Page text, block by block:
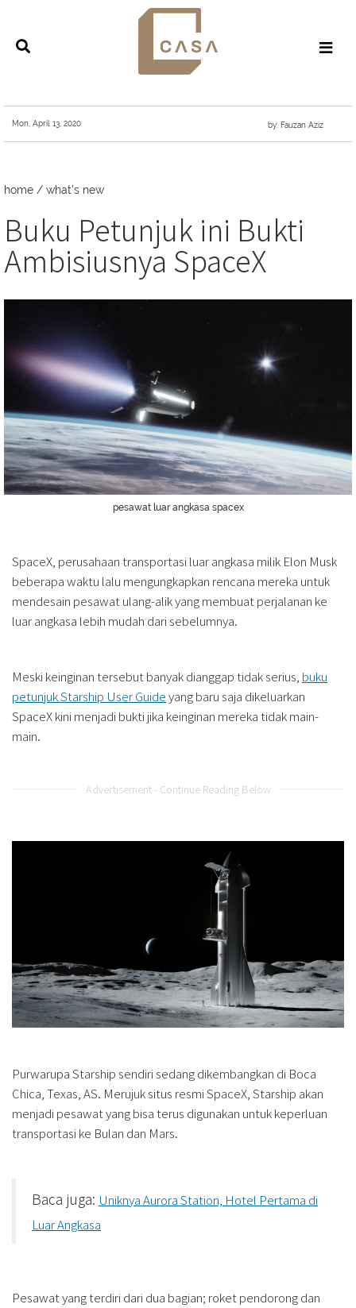
Mon, April 13, 2020 by: Fauzan Aziz
home / what's new
Buku Petunjuk ini Bukti
Ambisiusnya SpaceX
pesawat luar angkasa spacex
SpaceX, perusahaan transportasi luar angkasa milik Elon Musk
beberapa waktu lalu mengungkapkan rencana mereka untuk
mendesain pesawat ulang-alik yang membuat perjalanan ke
luar angkasa lebih mudah dari sebelumnya.
Meski keinginan tersebut banyak dianggap tidak serius, buku
petunjuk Starship User Guideyang baru saja dikeluarkan
SpaceX kini menjadi bukti jika keinginan mereka tidak main-
main.
Advertisement - Continue Reading Below
Purwarupa Starship sendiri sedang dikembangkan di Boca
Chica, Texas, AS. Merujuk situs resmi SpaceX, Starship akan
menjadi pesawat yang bisa terus digunakan untuk keperluan
transportasi ke Bulan dan Mars.
Baca juga: Uniknya Aurora Station, Hotel Pertama di
Luar Angkasa
Pesawat yang terdiri dari dua bagian; roket pendorong dan